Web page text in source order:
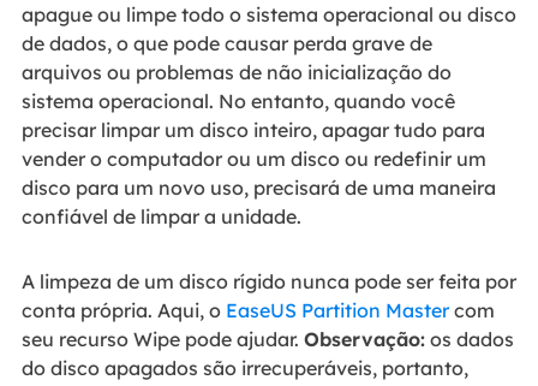
apague ou limpe todo o sistema operacional ou disco
de dados, o que pode causar perda grave de
arquivos ou problemas de não inicialização do
sistema operacional. No entanto, quando você
precisar limpar um disco inteiro, apagar tudo para
vender o computador ou um disco ou redefinir um
disco para um novo uso, precisará de uma maneira
confiável de limpar a unidade.
A limpeza de um disco rígido nunca pode ser feita por
conta própria. Aqui, o EaseUS Partition Mastercom
seu recurso Wipe pode ajudar. Observação:os dados
do disco apagados são irrecuperáveis, portanto,